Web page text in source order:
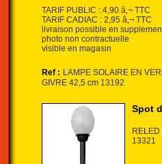
TARIF PUBLIC : 4,90 â‚¬ TTC
TARIF CADIAC : 2,95 â‚¬ TTC
livraison possible en
photo non contractuelle
visible en magasin
Ref : LAMPE SOLAIRE EN
GIVRE 42,5 cm 13192
Spot
13321